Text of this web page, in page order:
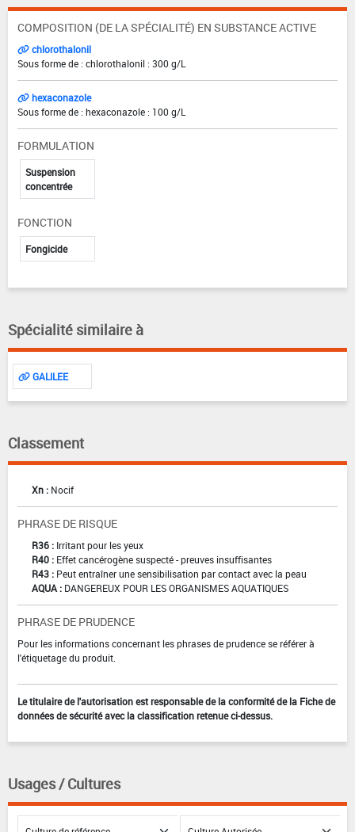
COMPOSITION (DE LA SPÉCIALITÉ) EN SUBSTANCE ACTIVE
chlorothalonil
Sous forme de : chlorothalonil : 300 g/L
hexaconazole
Sous forme de : hexaconazole : 100 g/L
FORMULATION
Suspension
concentrée
FONCTION
Fongicide
Spécialité similaire à
GALILEE
Classement
Xn : Nocif
PHRASE DE RISQUE
R36 : Irritant pour les yeux
R40 : Effet cancérogène suspecté - preuves insuffisantes
R43 : Peut entraîner une sensibilisation par contact avec la peau
AQUA : DANGEREUX POUR LES ORGANISMES AQUATIQUES
PHRASE DE PRUDENCE
Pour les informations concernant les phrases de prudence se référer à
l'étiquetage du produit.
Le titulaire de l'autorisation est responsable de la conformité de la Fiche de
données de sécurité avec la classification retenue ci-dessus.
Usages / Cultures